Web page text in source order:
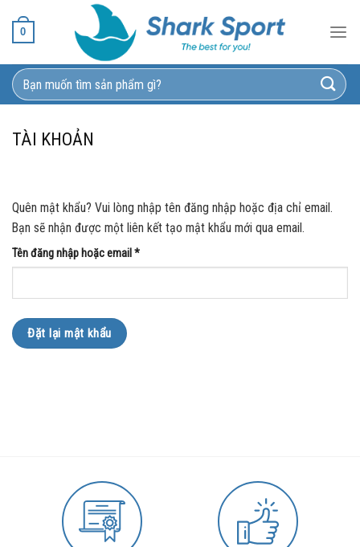
dung
0
Tìm
kiếm:
TÀI KHOẢN
Quên mật khẩu? Vui lòng nhập tên đăng nhập hoặc địa chỉ email.
Bạn sẽ nhận được một liên kết tạo mật khẩu mới qua email.
Tên đăng nhập hoặc email *Bắt
buộc
Đặt lại mật khẩu